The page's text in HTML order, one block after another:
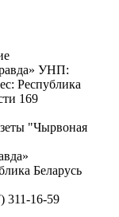
УНП:
Республика
169
"Чырвоная
Беларусь
311-16-59